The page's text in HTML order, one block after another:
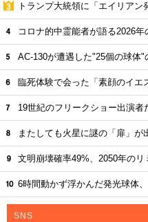
トランプ大統領に「エイリアン
コロナ的中霊能者が語る2026年
AC-130が遭遇した"25個の球体"
臨死体験で会った「素顔のイエ
19世紀のフリークショー出演者
またしても火星に謎の「扉」が
文明崩壊確率49%、2050年のリ
6時間動かず浮かんだ発光球体
SNS